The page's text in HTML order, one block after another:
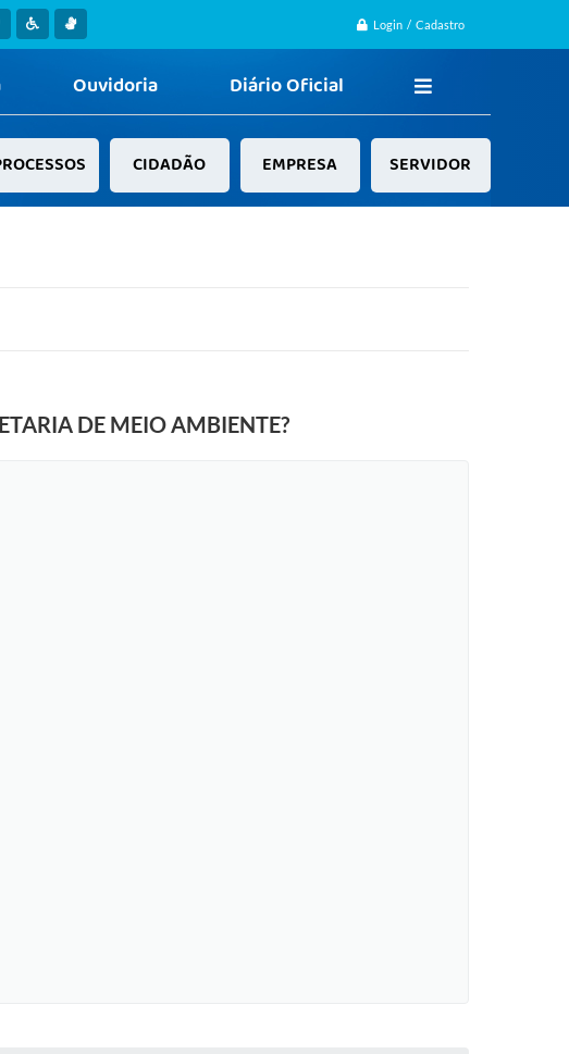
Login / Cadastro
Ouvidoria Diário Oficial
CIDADÃO EMPRESA SERVIDOR
DE MEIO AMBIENTE?